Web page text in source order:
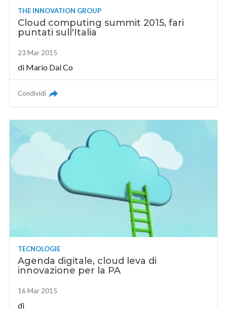
THE INNOVATION GROUP
Cloud computing summit 2015, fari
puntati sull'Italia
23 Mar 2015
di Mario Dal Co
Condividi
TECNOLOGIE
Agenda digitale, cloud leva di
innovazione per la PA
16 Mar 2015
di